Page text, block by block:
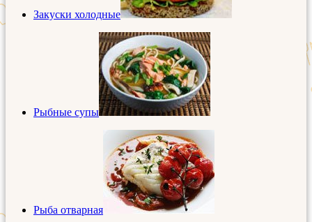
Закуски холодные
Рыбные супы
Рыба отварная